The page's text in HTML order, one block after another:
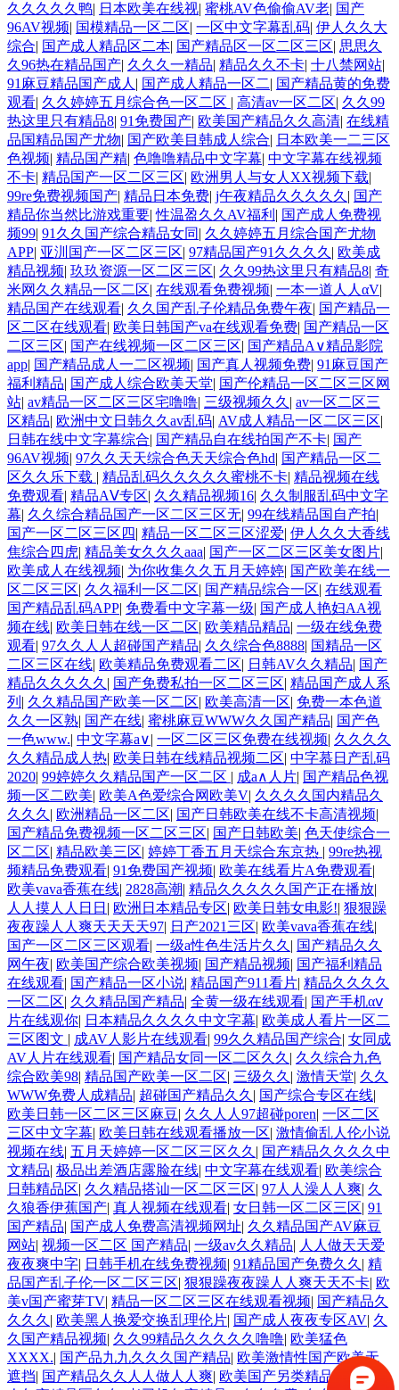
久久久久久鸭| 日本欧美在线视| 蜜桃AV色偷偷AV老| 国产
96AV视频| 国模精品一区二区| 一区中文字幕乱码| 伊人久久大
综合| 国产成人精品区二本| 国产精品区一区二区三区| 思思久
久96热在精品国产| 久久久一精品| 精品久久不卡| 十八禁网站|
91麻豆精品国产成人 | 国产成人精品一区二| 国产精品黄的免费
观看| 久久婷婷五月综合色一区二区 | 高清av一区二区| 久久99
热这里只有精品8| 91免费国产| 欧美国产精品久久高清| 在线精
品国精品国产尤物| 国产欧美目韩成人综合| 日本欧美一二三区
色视频| 精品国产精| 色噜噜精品中文字幕| 中文字幕在线视频
不卡| 精品国产一区二区三区| 欧洲男人与女人XX视频下载|
99re免费视频国产| 精品日本免费| j午夜精品久久久久久 | 国产
精品你当然比游戏重要|性温盈久久AV福利 | 国产成人免费视
频99| 91久久国产综合精品女同 | 久久婷婷五月综合国产尤物
APP| 亚汌国产一区二区三区| 97精品国产91久久久久 | 欧美成
精品视频| 玖玖资源一区二区三区| 久久99热这里只有精品8| 奇
米网久久精品一区二区| 在线观看免费视频| 一本一道人人αV|
精品国产在线观看| 久久国产乱子伦精品免费午夜| 国产精品一
区二区在线观看| 欧美日韩国产va在线观看免费| 国产精品一区
二区三区| 国产在线视频一区二区三区| 国产精品A∨精品影院
app| 国产精品成人一二区视频| 国产真人视频免费| 91麻豆国产
福利精品| 国产成人综合欧美天堂| 国产伦精品一区二区三区网
站| av精品一区二区三区宅噜噜| 三级视频久久 | av一区二区三
区精品| 欧洲中文日韩久久av乱码| AV成人精品一区二区三区|
日韩在线中文字幕综合| 国产精品自在线拍国产不卡| 国产
96AV视频| 97久久天天综合色天天综合色hd| 国产精品一区二
区久久乐下载 | 精品乱码久久久久久蜜桃不卡| 精品视频在线
免费观看| 精品AⅤ专区| 久久精品视频16| 久久制服乱码中文字
幕| 久久综合精品国产一区二区三区无| 99在线精品国自产拍|
国产一区二区三区四| 精品一区二区三区涩爱| 伊人久久大香线
焦综合四虎| 精品美女久久久aaa| 国产一区二区三区美女图片|
欧美成人在线视频| 为你收集久久五月天婷婷| 国产欧美在线一
区二区三区| 久久福利一区二区| 国产精品综合一区| 在线观看
国产精品乱码APP| 免费看中文字幕一级| 国产成人艳妇AA视
频在线| 欧美日韩在线一区二区| 欧美精品精品| 一级在线免费
观看| 97久久人人超碰国产精品| 久久综合色8888| 国精品一区
二区三区在线| 欧美精品免费观看二区| 日韩AV久久精品| 国产
精品久久久久久 | 国产免费私拍一区二区三区| 精品国产成人系
列 | 久久精品国产欧美一区二区| 欧美高清一区| 免费一本色道
久久一区熟| 国产在线| 蜜桃麻豆WWW久久国产精品| 国产色
一色www.| 中文字幕a∨| 一区二区三区免费在线视频| 久久久久
久久精品成人热| 欧美日韩在线精品视频二区| 中字慕日产乱码
2020| 99婷婷久久精品国产一区二区 | 成a∧人片| 国产精品色视
频一区二欧美| 欧美A色爱综合网欧美V| 久久久久国内精品久
久久久 | 欧洲精品一区二区| 国产日韩欧美在线不卡高清视频|
国产精品免费视频一区二区三区| 国产日韩欧美| 色天使综合一
区二区| 精品欧美三区| 婷婷丁香五月天综合东京热 | 99re热视
频精品免费观看| 91免费国产视频| 欧美在线看片A免费观看|
欧美vava香蕉在线| 2828高潮| 精品久久久久久国产正在播放|
人人摸人人日日 | 欧洲日本精品专区| 欧美日韩女电影!| 狠狠躁
夜夜躁人人爽天天天天97| 日产2021三区| 欧美vava香蕉在线|
国产一区二区三区观看| 一级a性色生活片久久 | 国产精品久久
网午夜| 欧美国产综合欧美视频| 国产精品视频| 国产福利精品
在线观看| 国产精品一区小说| 精品国产911看片| 精品久久久久
一区二区| 久久精品国产精品| 全黄一级在线观看| 国产手机αⅴ
片在线观你| 日本精品久久久久中文字幕| 欧美成人看片一区二
三区图文 | 成AV人影片在线观看| 99久久精品国产综合| 女同成
AV人片在线观看| 国产精品女同一区二区久久 | 久久综合九色
综合欧美98| 精品国产欧美一区二区| 三级久久 | 激情天堂| 久久
WWW免费人成精品| 超碰国产精品久久 | 国产综合专区在线|
欧美日韩一区二区三区麻豆| 久久人人97超碰poren| 一区二区
三区中文字幕| 欧美日韩在线观看播放一区| 激情偷乱人伦小说
视频在线| 五月天婷婷一区二区三区久久 | 国产精品久久久久中
文精品| 极品出差酒店露脸在线| 中文字幕在线观看| 欧美综合
日韩精品区| 久久精品搭讪一区二区三区| 97人人澡人人爽| 久
久狼香伊蕉国产| 真人视频在线观看| 女日韩一区二区三区| 91
国产精品| 国产成人免费高清视频网址| 久久精品国产AV麻豆
网站| 视频一区二区 国产精品| 一级av久久精品| 人人做天天爱
夜夜爽中字| 日韩手机在线免费视频| 91精品国产免费久久 | 精
品国产乱子伦一区二区三区| 狠狠躁夜夜躁人人爽天天不卡| 欧
美v国产蜜芽TV| 精品一区二区三区在线观看视频| 国产精品久
久久久 | 欧美黑人换爱交换乱理伦片| 国产成人夜夜专区AV| 久
久国产精品视频| 久久99精品久久久久久噜噜| 欧美猛色
XXXX.| 国产品九九久久久国产精品| 欧美激情性国产欧美无
遮挡| 国产精品久久人人做人人爽| 欧美国产另类精品
欧洲成